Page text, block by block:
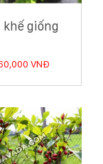
khế giống
VNĐ